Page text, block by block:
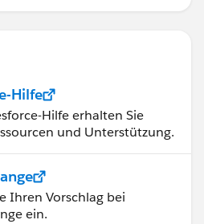
Hilfe
Hilfe erhalten Sie
und Unterstützung.
Ihren Vorschlag bei
ein.